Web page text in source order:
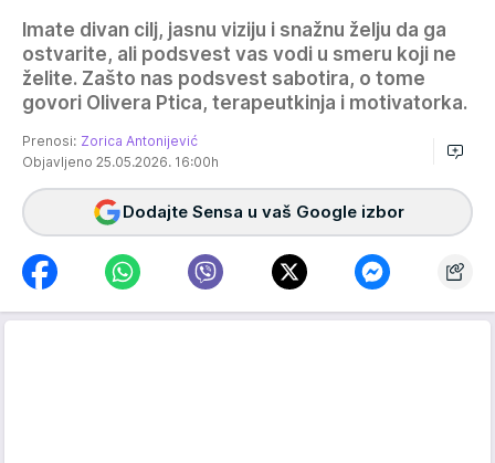
Imate divan cilj, jasnu viziju i snažnu želju da ga
ostvarite, ali podsvest vas vodi u smeru koji ne
želite. Zašto nas podsvest sabotira, o tome
govori Olivera Ptica, terapeutkinja i motivatorka.
Prenosi: Zorica Antonijević
Objavljeno 25.05.2026. 16:00h
Dodajte Sensa u vaš Google izbor